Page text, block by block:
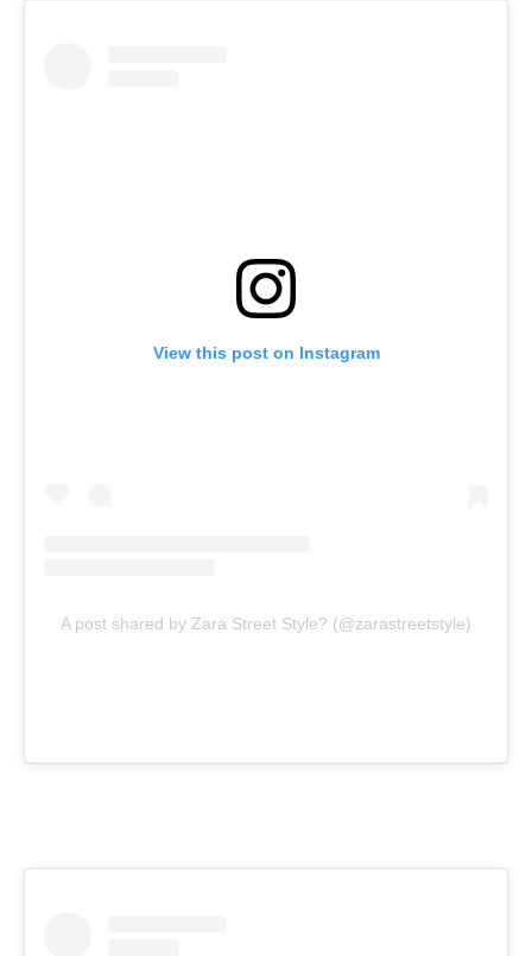
View this post on Instagram
A post shared by Zara Street Style? (@zarastreetstyle)